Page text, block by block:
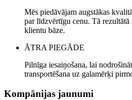
Mēs piedāvājam augstākas
par līdzvērtīgu cenu. Tā rezultātā
klientu bāze.
ĀTRA PIEGĀDE
Pilnīga iesaiņošana, lai
transportēšana uz galamērķi
Kompānijas jaunumi